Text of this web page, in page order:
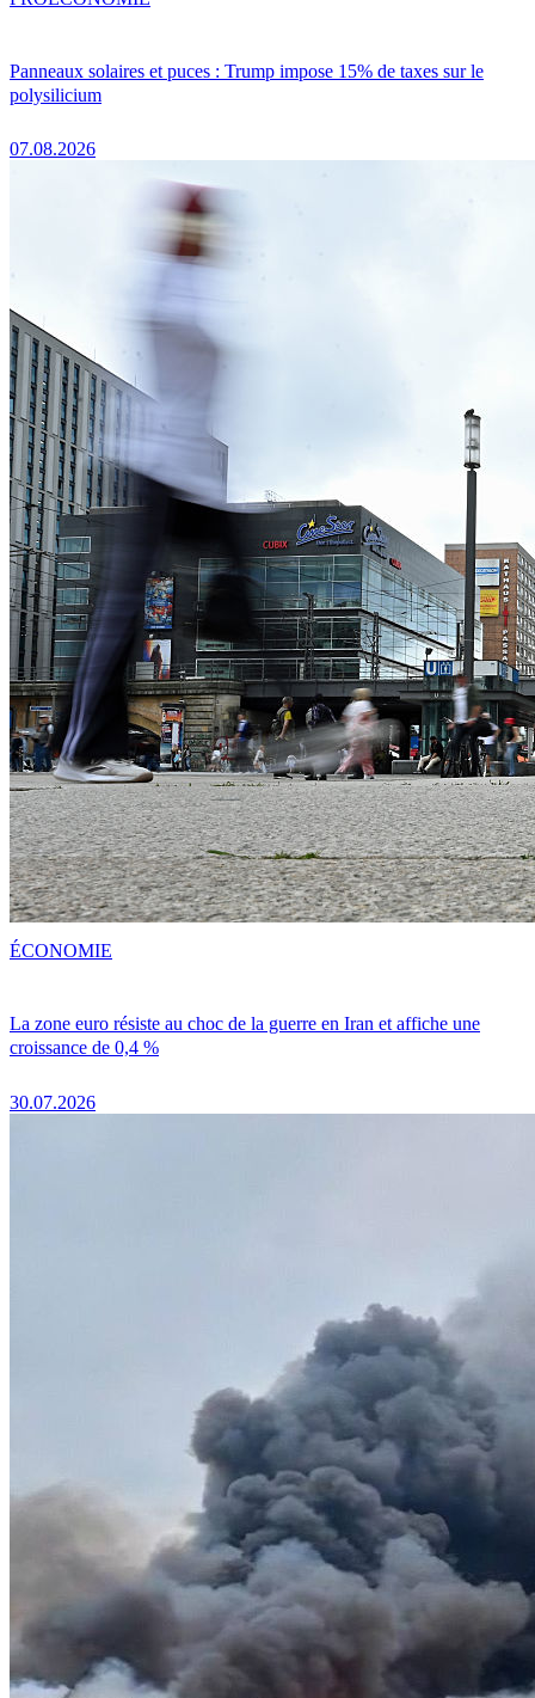
Panneaux solaires et puces : Trump impose 15% de taxes sur le
polysilicium
07.08.2026
La zone euro résiste au choc de la guerre en Iran et affiche une
croissance de 0,4 %
30.07.2026
ÉCONOMIE